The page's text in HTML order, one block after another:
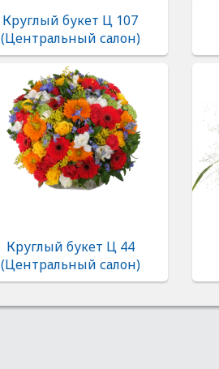
Круглый букет Ц 107
(Центральный салон)
Круглый букет Ц 44
(Центральный салон)